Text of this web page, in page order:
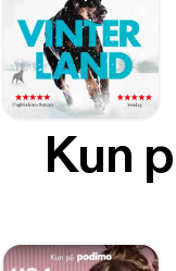
Kun